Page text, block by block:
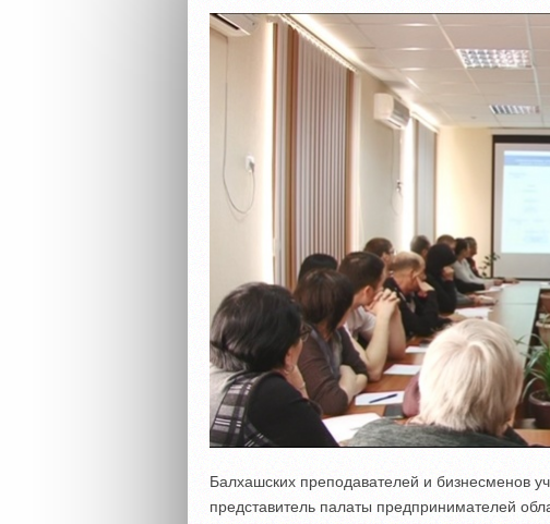
Балхашских преподавателей и бизнесменов
представитель палаты предпринимателей